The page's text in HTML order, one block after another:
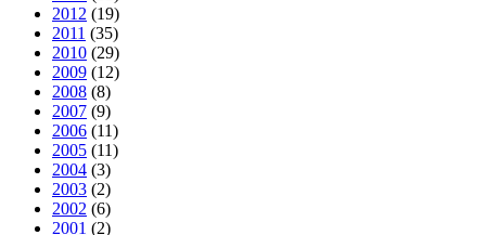
2012 (19)
2011 (35)
2010 (29)
2009 (12)
2008 (8)
2007 (9)
2006 (11)
2005 (11)
2004 (3)
2003 (2)
2002 (6)
2001 (2)